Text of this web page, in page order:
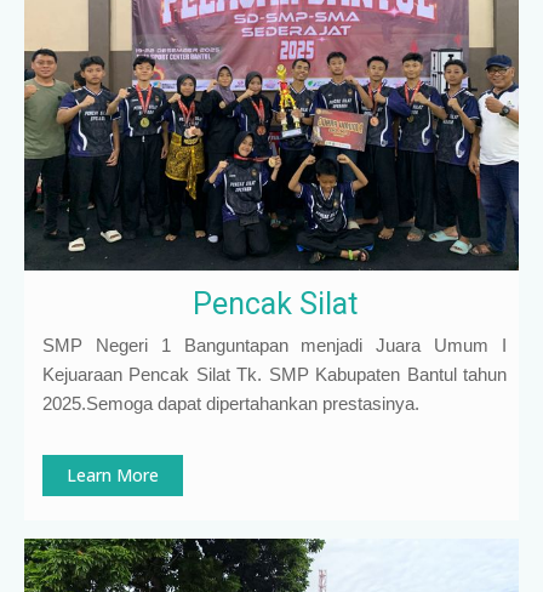
Pencak Silat
SMP Negeri 1 Banguntapan menjadi Juara Umum I
Kejuaraan Pencak Silat Tk. SMP Kabupaten Bantul tahun
2025.Semoga dapat dipertahankan prestasinya.
Learn More